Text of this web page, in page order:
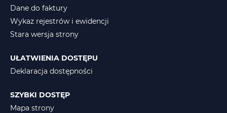
Dane do faktury
Wykaz rejestrów i ewidencji
Stara wersja strony
UŁATWIENIA DOSTĘPU
Deklaracja dostępności
SZYBKI DOSTĘP
Mapa strony